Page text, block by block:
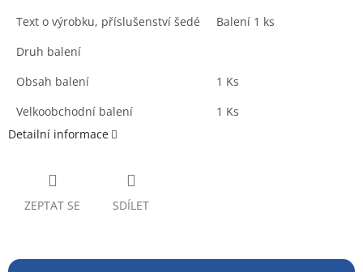
Text o výrobku, příslušenství šedé
Balení 1 ks
Druh balení
Obsah balení
1 Ks
Velkoobchodní balení
1 Ks
Detailní informace
ZEPTAT SE SDÍLET